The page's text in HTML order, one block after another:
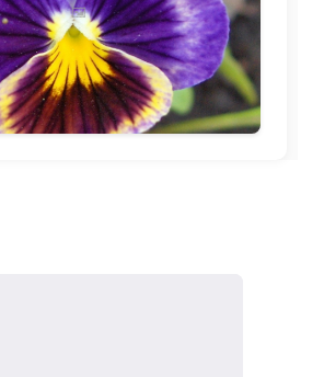
🖼️